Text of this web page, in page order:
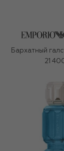
Бархатный
21